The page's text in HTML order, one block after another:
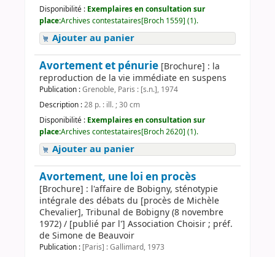
Disponibilité : Exemplaires en consultation sur
place:Archives contestataires[Broch 1559] (1).
Ajouter au panier
Avortement et pénurie [Brochure] : la
reproduction de la vie immédiate en suspens
Publication :Grenoble, Paris : [s.n.], 1974
Description :28 p. : ill. ; 30 cm
Disponibilité : Exemplaires en consultation sur
place:Archives contestataires[Broch 2620] (1).
Ajouter au panier
Avortement, une loi en procès
[Brochure] : l'affaire de Bobigny, sténotypie
intégrale des débats du [procès de Michèle
Chevalier], Tribunal de Bobigny (8 novembre
1972) / [publié par l'] Association Choisir ; préf.
de Simone de Beauvoir
Publication : [Paris] : Gallimard, 1973